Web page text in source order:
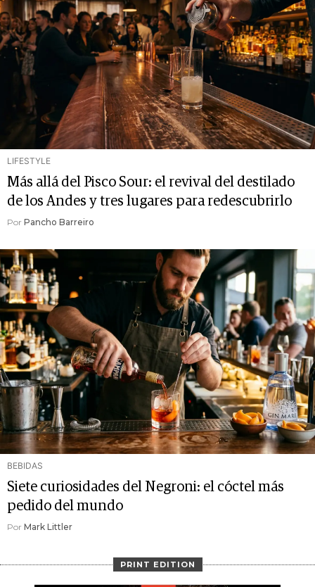
PRINT EDITION
LIFESTYLE
Más allá del Pisco Sour: el revival del destilado
de los Andes y tres lugares para redescubrirlo
Por Pancho Barreiro
BEBIDAS
Siete curiosidades del Negroni: el cóctel más
pedido del mundo
Por Mark Littler